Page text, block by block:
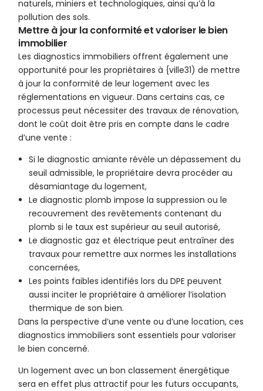
naturels, miniers et technologiques, ainsi qu’à la
pollution des sols.
Mettre à jour la conformité et valoriser le bien
immobilier
Les diagnostics immobiliers offrent également une
opportunité pour les propriétaires à {ville31) de mettre
à jour la conformité de leur logement avec les
réglementations en vigueur. Dans certains cas, ce
processus peut nécessiter des travaux de rénovation,
dont le coût doit être pris en compte dans le cadre
d’une vente :
Si le diagnostic amiante révèle un dépassement du
seuil admissible, le propriétaire devra procéder au
désamiantage du logement,
Le diagnostic plomb impose la suppression ou le
recouvrement des revêtements contenant du
plomb si le taux est supérieur au seuil autorisé,
Le diagnostic gaz et électrique peut entraîner des
travaux pour remettre aux normes les installations
concernées,
Les points faibles identifiés lors du DPE peuvent
aussi inciter le propriétaire à améliorer l’isolation
thermique de son bien.
Dans la perspective d’une vente ou d’une location, ces
diagnostics immobiliers sont essentiels pour valoriser
le bien concerné.
Un logement avec un bon classement énergétique
sera en effet plus attractif pour les futurs occupants,